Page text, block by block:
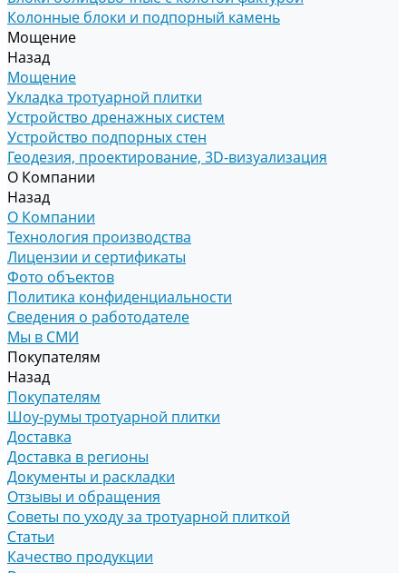
Колонные блоки и подпорный камень
Мощение
Назад
Мощение
Укладка тротуарной плитки
Устройство дренажных систем
Устройство подпорных стен
Геодезия, проектирование, 3D-визуализация
О Компании
Назад
О Компании
Технология производства
Лицензии и сертификаты
Фото объектов
Политика конфиденциальности
Сведения о работодателе
Мы в СМИ
Покупателям
Назад
Покупателям
Шоу-румы тротуарной плитки
Доставка
Доставка в регионы
Документы и раскладки
Отзывы и обращения
Советы по уходу за тротуарной плиткой
Статьи
Качество продукции